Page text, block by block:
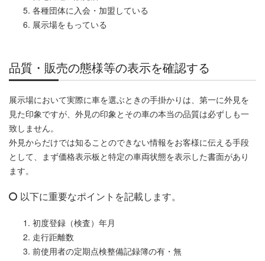
各種団体に入会・加盟している
展示場をもっている
品質・販売の態様等の表示を確認する
展示場において実際に車を選ぶときの手掛かりは、第一に外見を
見た印象ですが、外見の印象とその車の本当の品質は必ずしも一
致しません。
外見からだけでは知ることのできない情報をお客様に伝える手段
として、まず価格表示板と特定の車両状態を表示した書面があり
ます。
以下に重要なポイントを記載します。
初度登録（検査）年月
走行距離数
前使用者の定期点検整備記録簿の有・無